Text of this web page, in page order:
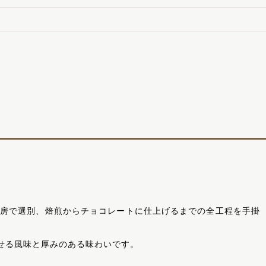
で選別、焙煎からチョコレートに仕上げるまでの全工程を手掛
風味と厚みのある味わいです。